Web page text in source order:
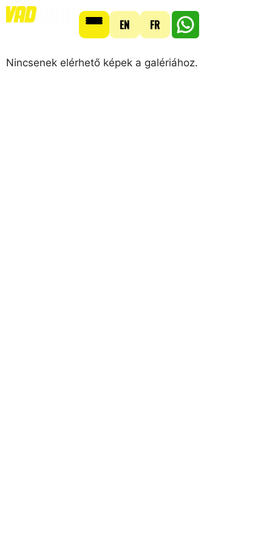
EN FR
Nincsenek elérhető képek a galériához.